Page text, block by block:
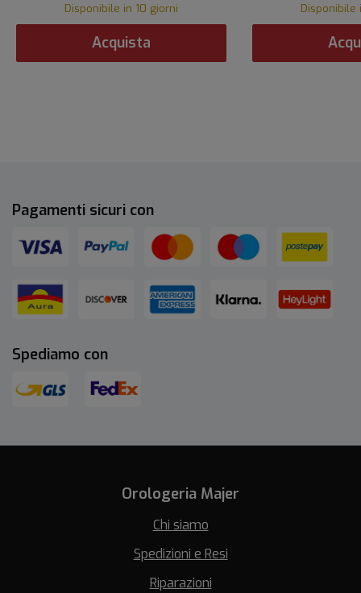
Disponibile in 10 giorni
Acquista
Disponibile
Pagamenti sicuri con
Spediamo con
Orologeria Majer
Chi siamo
Spedizioni e Resi
Riparazioni